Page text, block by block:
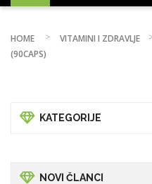
HOME VITAMINI I ZDRAVLJE
(90CAPS)
KATEGORIJE
NOVI ČLANCI